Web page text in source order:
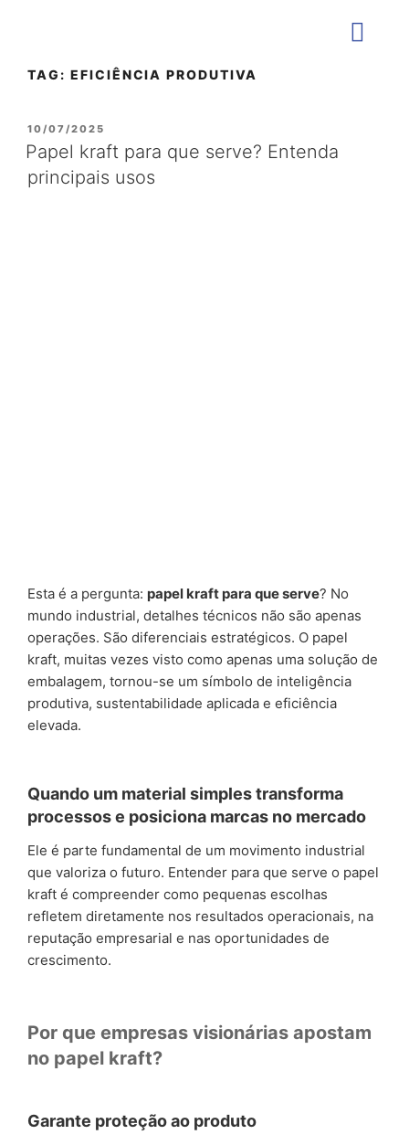
TAG: EFICIÊNCIA PRODUTIVA
10/07/2025
Papel kraft para que serve? Entenda
principais usos
Esta é a pergunta: papel kraft para que serve? No
mundo industrial, detalhes técnicos não são apenas
operações. São diferenciais estratégicos. O papel
kraft, muitas vezes visto como apenas uma solução de
embalagem, tornou-se um símbolo de inteligência
produtiva, sustentabilidade aplicada e eficiência
elevada.
Quando um material simples transforma
processos e posiciona marcas no mercado
Ele é parte fundamental de um movimento industrial
que valoriza o futuro. Entender para que serve o papel
kraft é compreender como pequenas escolhas
refletem diretamente nos resultados operacionais, na
reputação empresarial e nas oportunidades de
crescimento.
Por que empresas visionárias apostam
no papel kraft?
Garante proteção ao produto